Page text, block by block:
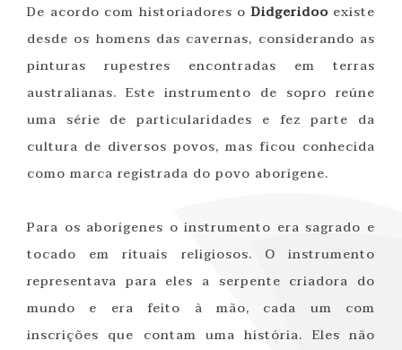
De acordo com historiadores oDidgeridooexiste
desde os homens das cavernas, considerando as
pinturas rupestres encontradas em terras
australianas. Este instrumento de sopro reúne
uma série de particularidades e fez parte da
cultura de diversos povos, mas ficou conhecida
como marca registrada do povo aborígene.
Para os aborígenes o instrumento era sagrado e
tocado em rituais religiosos. O instrumento
representava para eles a serpente criadora do
mundo e era feito à mão, cada um com
inscrições que contam uma história. Eles não